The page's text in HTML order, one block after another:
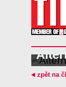
zpět na